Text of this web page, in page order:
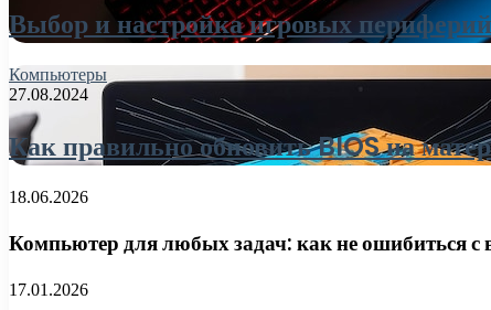
Выбор и настройка игровых
Компьютеры
27.08.2024
Как правильно обновить BIOS на
18.06.2026
Компьютер для любых задач: как не ошибиться
17.01.2026